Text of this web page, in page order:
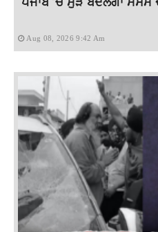
Aug 08, 2026 9:42 Am